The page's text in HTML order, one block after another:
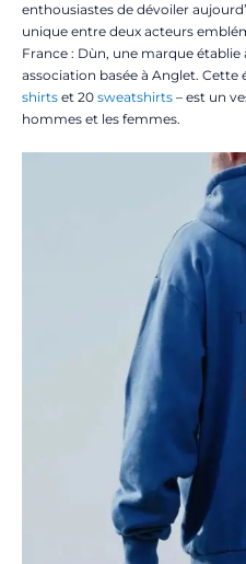
enthousiastes de dévoiler
unique entre deux acteurs
France : Dùn, une marque établie
association basée à Anglet. Cette
shirts et 20 sweatshirts – est un
hommes et les femmes.